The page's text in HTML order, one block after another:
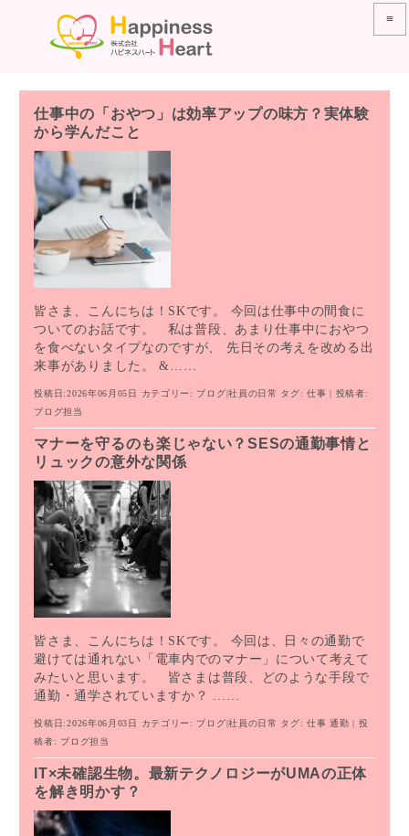
≡
仕事中の「おやつ」は効率アップの味方？実体験
から学んだこと
皆さま、こんにちは！SKです。 今回は仕事中の間食に
ついてのお話です。 私は普段、あまり仕事中におやつ
を食べないタイプなのですが、 先日その考えを改める出
来事がありました。 &……
投稿日:2026年06月05日 カテゴリー: ブログ|社員の日常 タグ:仕事 | 投稿者:
ブログ担当
マナーを守るのも楽じゃない？SESの通勤事情と
リュックの意外な関係
皆さま、こんにちは！SKです。 今回は、日々の通勤で
避けては通れない「電車内でのマナー」について考えて
みたいと思います。 皆さまは普段、どのような手段で
通勤・通学されていますか？ ……
投稿日:2026年06月03日 カテゴリー: ブログ|社員の日常 タグ:仕事 通勤 | 投
稿者: ブログ担当
IT×未確認生物。最新テクノロジーがUMAの正体
を解き明かす？